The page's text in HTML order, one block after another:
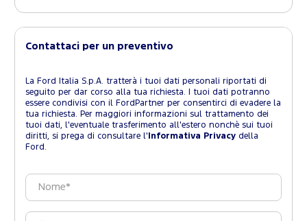
Contattaci per un preventivo
La Ford Italia S.p.A. tratterà i tuoi dati personali riportati di
seguito per dar corso alla tua richiesta. I tuoi dati potranno
essere condivisi con il FordPartner per consentirci di evadere la
tua richiesta. Per maggiori informazioni sul trattamento dei
tuoi dati, l'eventuale trasferimento all'estero nonchè sui tuoi
diritti, si prega di consultare l' Informativa Privacy della
Ford.